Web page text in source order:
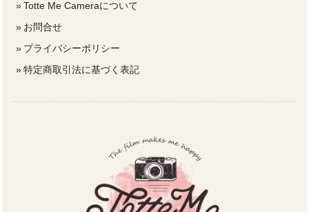
Totte Me Cameraについて
お問合せ
プライバシーポリシー
特定商取引法に基づく表記